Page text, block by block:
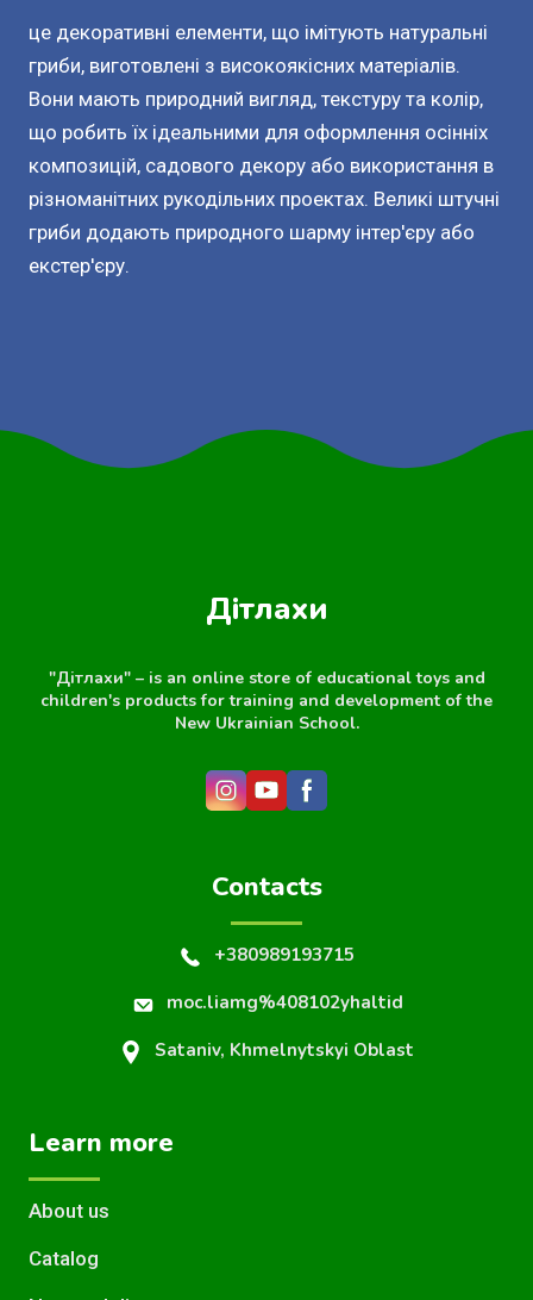
це декоративні елементи, що імітують натуральні
гриби, виготовлені з високоякісних матеріалів.
Вони мають природний вигляд, текстуру та колір,
що робить їх ідеальними для оформлення осінніх
композицій, садового декору або використання в
різноманітних рукодільних проектах. Великі штучні
гриби додають природного шарму інтер'єру або
екстер'єру.
Дітлахи
"Дітлахи" – is an online store of educational toys and
children's products for training and development of the
New Ukrainian School.
Contacts
+380989193715
moc.liamg%408102yhaltid
Sataniv, Khmelnytskyi Oblast
Learn more
About us
Catalog